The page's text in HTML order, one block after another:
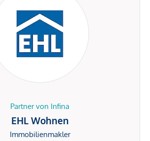
Partner von Infina
EHL Wohnen
Immobilienmakler